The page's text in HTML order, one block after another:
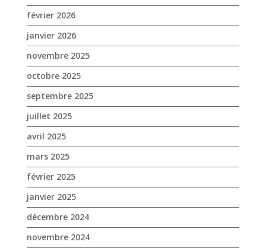
septembre 2025
juillet 2025
avril 2025
mars 2025
février 2025
janvier 2025
décembre 2024
novembre 2024
octobre 2024
septembre 2024
août 2024
juin 2024